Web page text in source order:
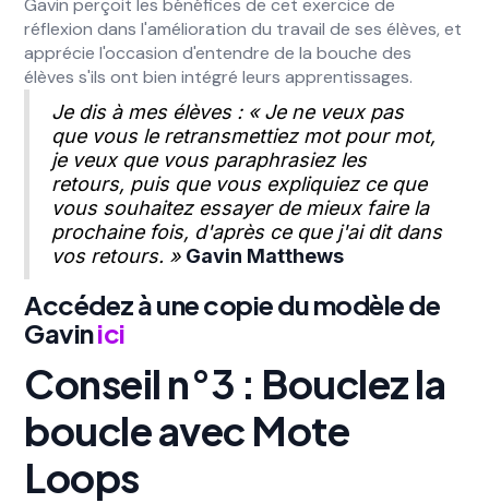
Gavin perçoit les bénéfices de cet exercice de
réflexion dans l'amélioration du travail de ses élèves, et
apprécie l'occasion d'entendre de la bouche des
élèves s'ils ont bien intégré leurs apprentissages.
Je dis à mes élèves : « Je ne veux pas
que vous le retransmettiez mot pour mot,
je veux que vous paraphrasiez les
retours, puis que vous expliquiez ce que
vous souhaitez essayer de mieux faire la
prochaine fois, d'après ce que j'ai dit dans
vos retours. » Gavin Matthews
Accédez à une copie du modèle de
Gavinici
Conseil n°3 : Bouclez la
boucle avec Mote
Loops